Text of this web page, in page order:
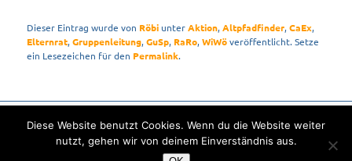
Dieser Eintrag wurde von Röbi unterAktion,Altpfadfinder,CaEx,
Elternrat,Gruppenleitung,GuSp, RaRo,WiWöveröffentlicht. Setze
ein Lesezeichen für den Permalink.
© 2026 - Pfadfindergruppe Nüziders St. Viner -Impressum-
Datenschutzerklärung
Diese Website benutzt Cookies. Wenn du die Website weiter
nutzt, gehen wir von deinem Einverständnis aus.